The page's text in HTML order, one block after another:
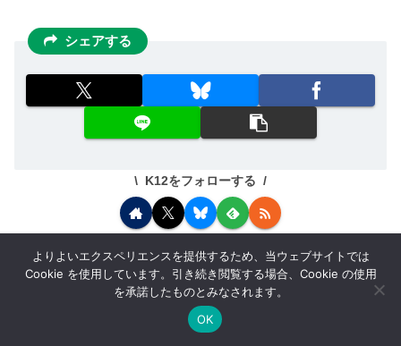
シェアする
K12をフォローする
関連記事
検索
よりよいエクスペリエンスを提供するため、当ウェブサイトでは
Cookie を使用しています。引き続き閲覧する場合、Cookie の使用
を承諾したものとみなされます。
OK